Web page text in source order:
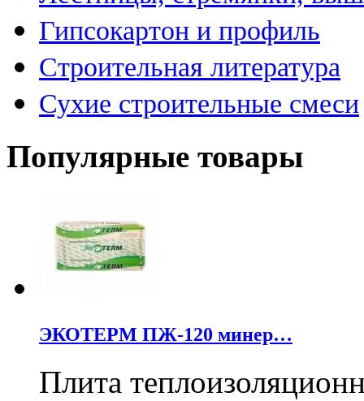
Гипсокартон и профиль
Строительная литература
Сухие строительные смеси
Популярные товары
ЭКОТЕРМ ПЖ-120 минер…
Плита